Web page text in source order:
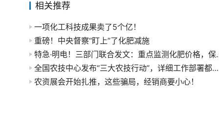
相关推荐
一项化工科技成果卖了5个亿！
重磅！中央督察“盯上”了化肥减施
特急·明电！三
全国农技中心发布“三大农技行动”，详细工作部署都在这里了！
农资展会开始扎推，这些骗局，经销商要小心！